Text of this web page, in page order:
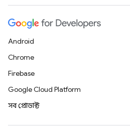
Android
Chrome
Firebase
Google Cloud Platform
সব প্রোডাক্ট